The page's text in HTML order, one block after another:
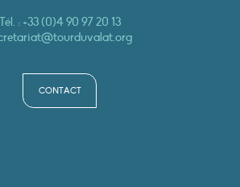
Tél. :+33 (0)4 90 97 20 13
CONTACT